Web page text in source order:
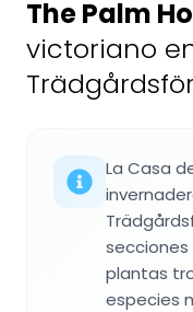
The Palm
victoriano
La Casa
plantas
especies